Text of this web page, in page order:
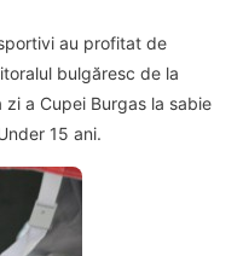
au profitat de
bulgăresc de la
zi a Cupei Burgas la sabie
15 ani.